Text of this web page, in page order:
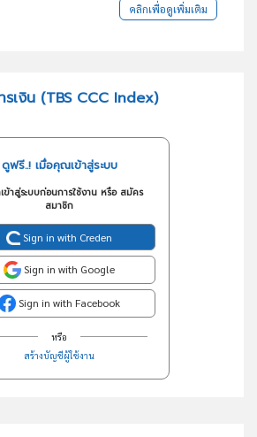
คลิกเพื่อดูเพิ่มเติม
รเงิน (TBS CCC Index)
ดูฟรี..! เมื่อคุณเข้าสู่ระบบ
ข้าสู่ระบบก่อนการใช้งาน หรือ สมัคร
สมาชิก
Sign in with Creden
Sign in with Google
Sign in with Facebook
หรือ
สร้างบัญชีผู้ใช้งาน